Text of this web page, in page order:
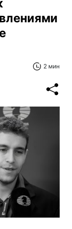
2 мин